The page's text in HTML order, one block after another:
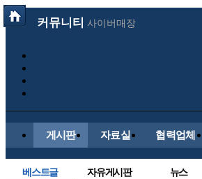
커뮤니티 사이버매장
게시판 자료실 협력업체
베스트글 자유게시판 뉴스